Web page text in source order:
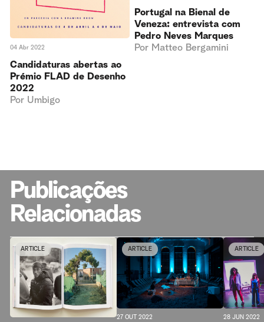
04 Abr 2022
Candidaturas abertas ao
Prémio FLAD de Desenho
2022
Por Umbigo
Portugal na Bienal de
Veneza: entrevista com
Pedro Neves Marques
Por Matteo Bergamini
Publicações
Relacionadas
ARTICLE ARTICLE
27 OUT 2022
ARTICLE
28 JUN 2022